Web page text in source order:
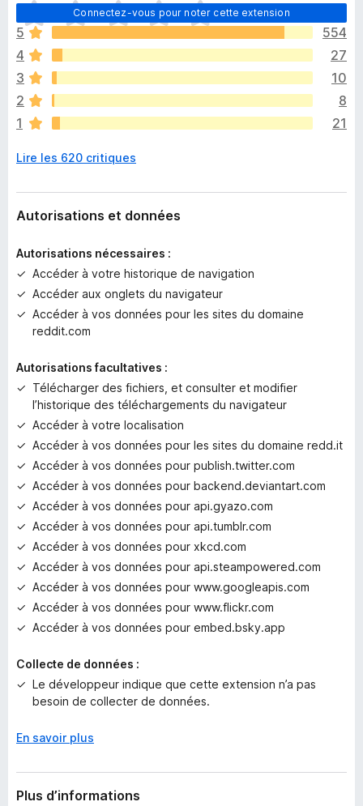
Connectez-vous pour noter cette extension
I
l
n
’
y
a
a
u
u
e
n
t
p
o
u
’
a
n
t
5
554
4
27
3
10
2
8
1
21
Lire les 620 critiques
Autorisations et données
Autorisations nécessaires :
Accéder à votre historique de navigation
Accéder aux onglets du navigateur
Accéder à vos données pour les sites du domaine
reddit.com
Autorisations facultatives :
Télécharger des fichiers, et consulter et modifier
l’historique des téléchargements du navigateur
Accéder à votre localisation
Accéder à vos données pour les sites du domaine redd.it
Accéder à vos données pour publish.twitter.com
Accéder à vos données pour backend.deviantart.com
Accéder à vos données pour api.gyazo.com
Accéder à vos données pour api.tumblr.com
Accéder à vos données pour xkcd.com
Accéder à vos données pour api.steampowered.com
Accéder à vos données pour www.googleapis.com
Accéder à vos données pour www.flickr.com
Accéder à vos données pour embed.bsky.app
Collecte de données :
Le développeur indique que cette extension n’a pas
besoin de collecter de données.
En savoir plus
Plus d’informations